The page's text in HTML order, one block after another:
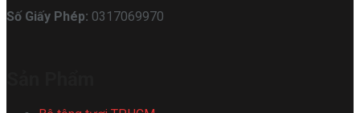
Số Giấy Phép: 0317069970